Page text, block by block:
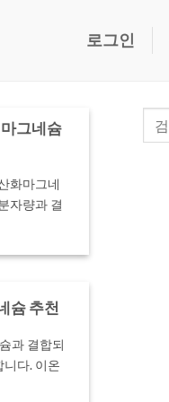
로그인
그네슘
화마그네
자량과 결
슘 추천
과 결합되
다. 이온